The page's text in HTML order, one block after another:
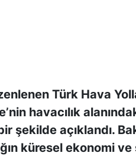
Türk Hava
havacılık
şekilde açıklandı.
küresel ekonomi